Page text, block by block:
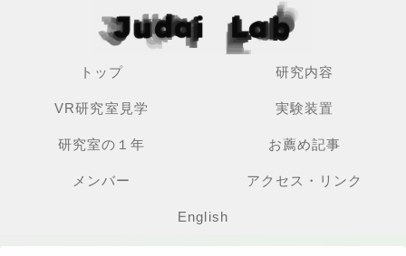
トップ 研究内容
VR研究室見学 実験装置
研究室の１年 お薦め記事
メンバー アクセス・リンク
English